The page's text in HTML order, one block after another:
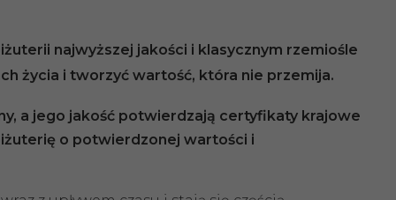
najwyższej jakości i klasycznym rzemiośle
życia i tworzyć wartość, która nie przemija.
a jego jakość potwierdzają certyfikaty krajowe
o potwierdzonej wartości i